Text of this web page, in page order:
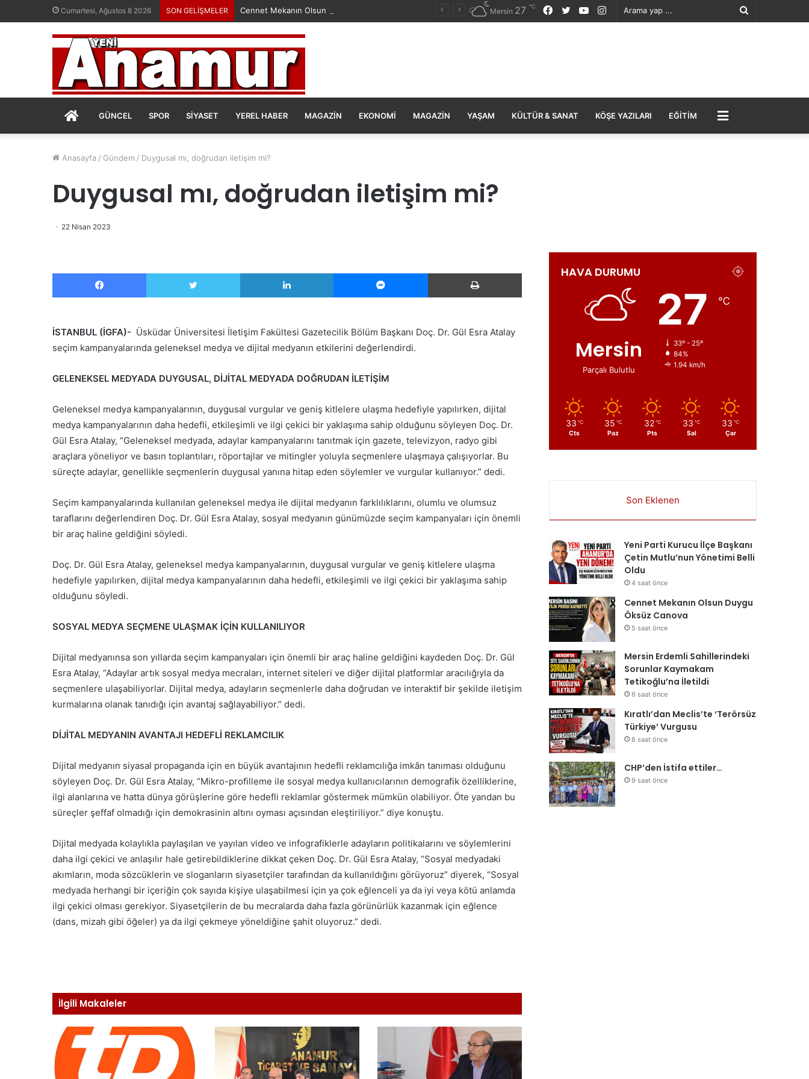
Cumartesi, Ağustos 8 2026 SON GELİŞMELER Cennet Mekanın Olsun Duygu Öksüz Canova
Arama
Instagram
YouTube
Twitter
Facebook
Mersin 27 ℃
ANASAYFA
GÜNCEL SPOR SIYASET YEREL HABER MAGAZIN EKONOMI MAGAZIN YAŞAM KÜLTÜR & SANAT KÖŞE YAZILARI EĞITIM MENÜ
Anasayfa / Gündem / Duygusal mı, doğrudan iletişim mi?
Duygusal mı, doğrudan iletişim mi?
22 Nisan 2023
Facebook Twitter LinkedIn Messenger Yazdır
İSTANBUL (İGFA)- Üsküdar Üniversitesi İletişim Fakültesi Gazetecilik Bölüm Başkanı Doç. Dr. Gül Esra Atalay
seçim kampanyalarında geleneksel medya ve dijital medyanın etkilerini değerlendirdi.
GELENEKSEL MEDYADA DUYGUSAL, DİJİTAL MEDYADA DOĞRUDAN İLETİŞİM
Geleneksel medya kampanyalarının, duygusal vurgular ve geniş kitlelere ulaşma hedefiyle yapılırken, dijital
medya kampanyalarının daha hedefli, etkileşimli ve ilgi çekici bir yaklaşıma sahip olduğunu söyleyen Doç. Dr.
Gül Esra Atalay, “Geleneksel medyada, adaylar kampanyalarını tanıtmak için gazete, televizyon, radyo gibi
araçlara yöneliyor ve basın toplantıları, röportajlar ve mitingler yoluyla seçmenlere ulaşmaya çalışıyorlar. Bu
süreçte adaylar, genellikle seçmenlerin duygusal yanına hitap eden söylemler ve vurgular kullanıyor.” dedi.
Seçim kampanyalarında kullanılan geleneksel medya ile dijital medyanın farklılıklarını, olumlu ve olumsuz
taraflarını değerlendiren Doç. Dr. Gül Esra Atalay, sosyal medyanın günümüzde seçim kampanyaları için önemli
bir araç haline geldiğini söyledi.
Doç. Dr. Gül Esra Atalay, geleneksel medya kampanyalarının, duygusal vurgular ve geniş kitlelere ulaşma
hedefiyle yapılırken, dijital medya kampanyalarının daha hedefli, etkileşimli ve ilgi çekici bir yaklaşıma sahip
olduğunu söyledi.
SOSYAL MEDYA SEÇMENE ULAŞMAK İÇİN KULLANILIYOR
Dijital medyanınsa son yıllarda seçim kampanyaları için önemli bir araç haline geldiğini kaydeden Doç. Dr. Gül
Esra Atalay, “Adaylar artık sosyal medya mecraları, internet siteleri ve diğer dijital platformlar aracılığıyla da
seçmenlere ulaşabiliyorlar. Dijital medya, adayların seçmenlerle daha doğrudan ve interaktif bir şekilde iletişim
kurmalarına olanak tanıdığı için avantaj sağlayabiliyor.” dedi.
DİJİTAL MEDYANIN AVANTAJI HEDEFLİ REKLAMCILIK
Dijital medyanın siyasal propaganda için en büyük avantajının hedefli reklamcılığa imkân tanıması olduğunu
söyleyen Doç. Dr. Gül Esra Atalay, “Mikro-profilleme ile sosyal medya kullanıcılarının demografik özelliklerine,
ilgi alanlarına ve hatta dünya görüşlerine göre hedefli reklamlar göstermek mümkün olabiliyor. Öte yandan bu
süreçler şeffaf olmadığı için demokrasinin altını oyması açısından eleştiriliyor.” diye konuştu.
Dijital medyada kolaylıkla paylaşılan ve yayılan video ve infografiklerle adayların politikalarını ve söylemlerini
daha ilgi çekici ve anlaşılır hale getirebildiklerine dikkat çeken Doç. Dr. Gül Esra Atalay, “Sosyal medyadaki
akımların, moda sözcüklerin ve sloganların siyasetçiler tarafından da kullanıldığını görüyoruz” diyerek, “Sosyal
medyada herhangi bir içeriğin çok sayıda kişiye ulaşabilmesi için ya çok eğlenceli ya da iyi veya kötü anlamda
ilgi çekici olması gerekiyor. Siyasetçilerin de bu mecralarda daha fazla görünürlük kazanmak için eğlence
(dans, mizah gibi öğeler) ya da ilgi çekmeye yöneldiğine şahit oluyoruz.” dedi.
İlgili Makaleler
HAVA DURUMU
Mersin
Parçalı Bulutlu
27 ℃
33º - 25º
84%
1.94 km/h
33 ℃
Cts
35 ℃
Paz
32 ℃
Pts
33 ℃
Sal
33 ℃
Çar
Son Eklenen
Yeni Parti Kurucu İlçe Başkanı
Çetin Mutlu’nun Yönetimi Belli
Oldu
4 saat önce
Cennet Mekanın Olsun Duygu
Öksüz Canova
5 saat önce
Mersin Erdemli Sahillerindeki
Sorunlar Kaymakam
Tetikoğlu’na İletildi
6 saat önce
Kıratlı’dan Meclis’te ‘Terörsüz
Türkiye’ Vurgusu
8 saat önce
CHP’den İstifa ettiler…
9 saat önce